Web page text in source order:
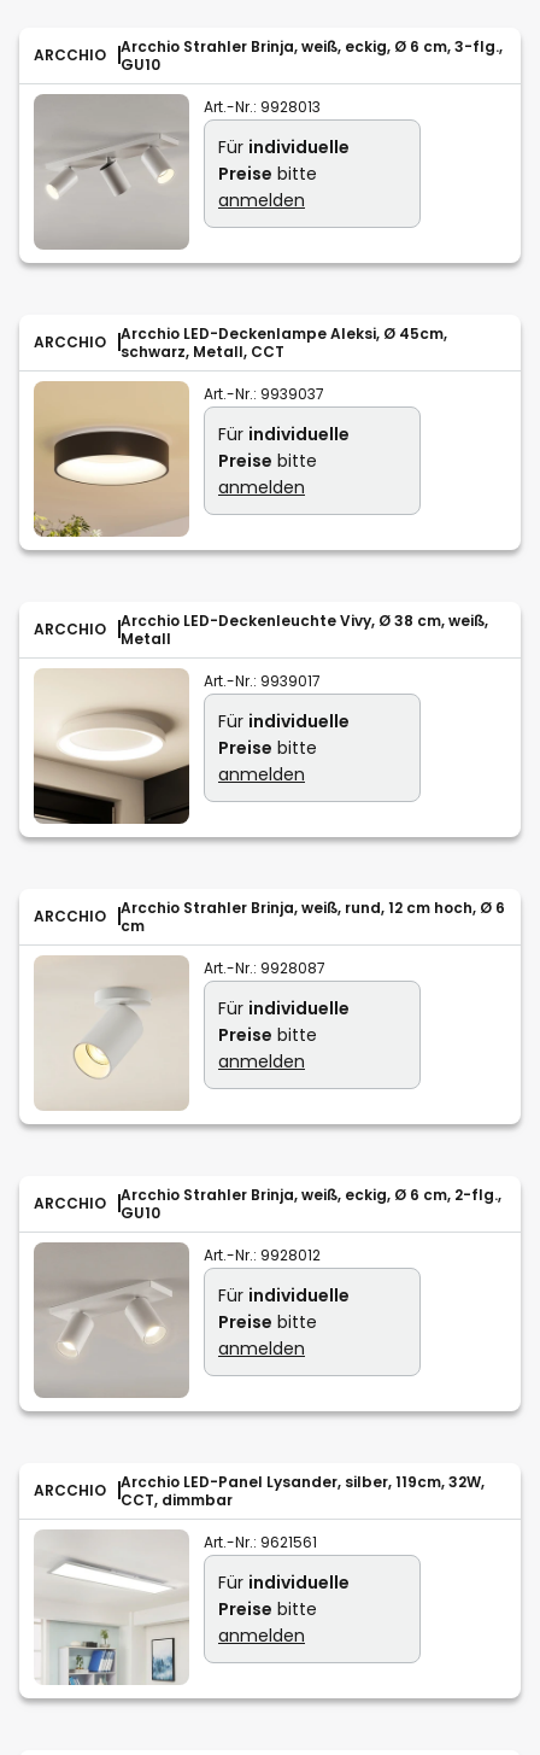
ARCCHIO
Arcchio Strahler Brinja, weiß, eckig, Ø 6 cm, 3-flg.,
GU10
Art.-Nr.: 9928013
Für individuelle
Preise bitte
anmelden
ARCCHIO
Arcchio LED-Deckenlampe Aleksi, Ø 45cm,
schwarz, Metall, CCT
Art.-Nr.: 9939037
Für individuelle
Preise bitte
anmelden
ARCCHIO
Arcchio LED-Deckenleuchte Vivy, Ø 38 cm, weiß,
Metall
Art.-Nr.: 9939017
Für individuelle
Preise bitte
anmelden
ARCCHIO
Arcchio Strahler Brinja, weiß, rund, 12 cm hoch, Ø 6
cm
Art.-Nr.: 9928087
Für individuelle
Preise bitte
anmelden
ARCCHIO
Arcchio Strahler Brinja, weiß, eckig, Ø 6 cm, 2-flg.,
GU10
Art.-Nr.: 9928012
Für individuelle
Preise bitte
anmelden
ARCCHIO
Arcchio LED-Panel Lysander, silber, 119cm, 32W,
CCT, dimmbar
Art.-Nr.: 9621561
Für individuelle
Preise bitte
anmelden